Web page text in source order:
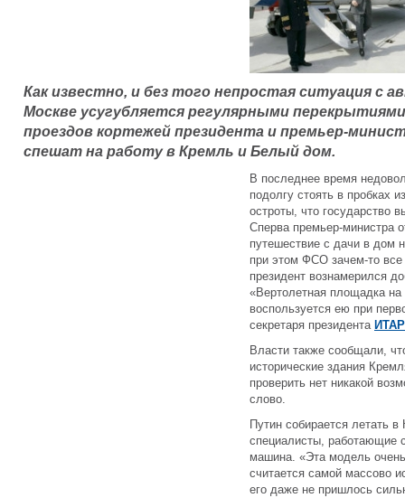
Как известно, и без того непростая ситуация с
Москве усугубляется регулярными
проездов кортежей президента и премьер-
спешат на работу в Кремль и Белый дом.
В последнее время
подолгу стоять в пробках
остроты, что государство
Сперва премьер-министра
путешествие с дачи в дом
при этом ФСО зачем-то
президент вознамерился
«Вертолетная площадка на
воспользуется ею при
секретаря президента
Власти также сообщали,
исторические здания
проверить нет никакой
слово.
Путин собирается летать
специалисты, работающие
машина. «Эта модель
считается самой массово
его даже не пришлось